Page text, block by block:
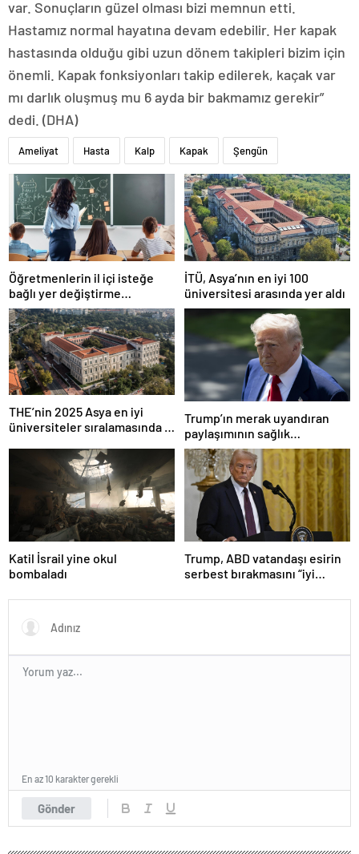
var. Sonuçların güzel olması bizi memnun etti.
Hastamız normal hayatına devam edebilir. Her kapak
hastasında olduğu gibi uzun dönem takipleri bizim için
önemli. Kapak fonksiyonları takip edilerek, kaçak var
mı darlık oluşmuş mu 6 ayda bir bakmamız gerekir”
dedi. (DHA)
Ameliyat Hasta Kalp Kapak Şengün
Öğretmenlerin il içi isteğe
bağlı yer değiştirme
başvuruları ne zaman?
İTÜ, Asya’nın en iyi 100
üniversitesi arasında yer aldı
THE’nin 2025 Asya en iyi
üniversiteler sıralamasında 4
Trump’ın merak uyandıran
paylaşımının sağlık
sistemiyle ilgili kararname
olduğu anlaşıldı
Katil İsrail yine okul
bombaladı
Trump, ABD vatandaşı esirin
serbest bırakmasını “iyi
olarak değerlendirdi
Gönder
En az 10 karakter gerekli